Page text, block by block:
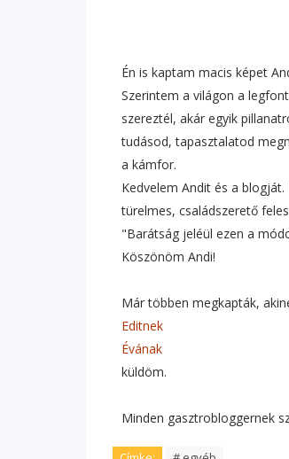
Én is kaptam macis képet
Szerintem a világon a
szereztél, akár egyik
tudásod, tapasztalatod
a kámfor.
Kedvelem Andit és a
türelmes, családszerető
"Barátság jeléül ezen a
Köszönöm Andi!
Már többen megkapták,
Editnek
Évának
küldöm.
Minden gasztrobloggernek